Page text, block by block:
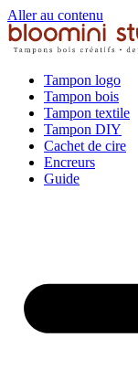
Aller au contenu
Tampon logo
Tampon bois
Tampon textile
Tampon DIY
Cachet de cire
Encreurs
Guide